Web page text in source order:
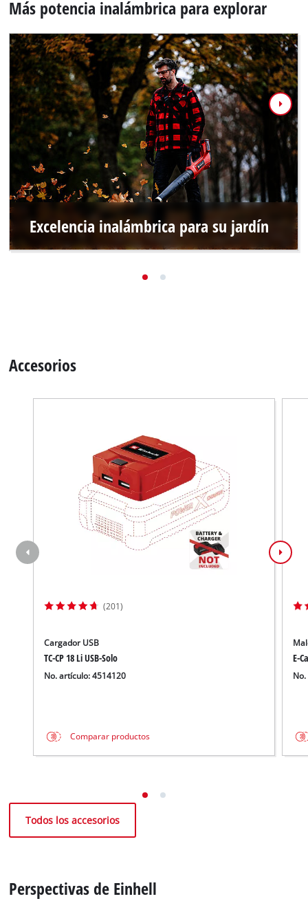
Más potencia inalámbrica para explorar
Excelencia inalámbrica para su jardín
Accesorios
(201)
Cargador USB
TC-CP 18 Li USB-Solo
No. artículo: 4514120
Comparar productos
E-
Todos los accesorios
Perspectivas de Einhell